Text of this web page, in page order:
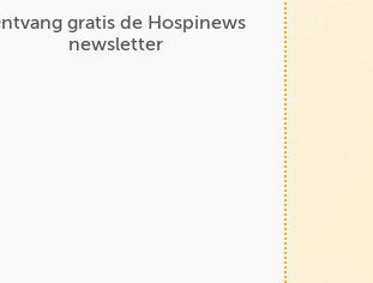
gratis de Hospinews
newsletter